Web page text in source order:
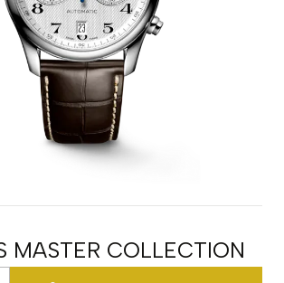
MASTER COLLECTION